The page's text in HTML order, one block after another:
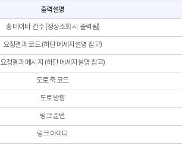
출력설명
총 데이터 건수 (정상조회 시 출력됨)
요청결과 코드 (하단 메세지설명 참고)
요청결과 메시지 (하단 메세지설명 참고)
도로 축 코드
도로 방향
링크 순번
링크 아이디